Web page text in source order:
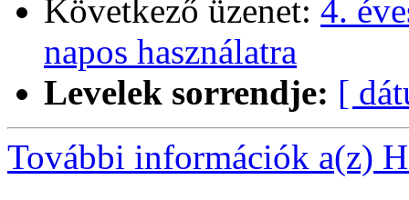
Következő üzenet: 4.
napos használatra
Levelek sorrendje: [
További információk a(z)